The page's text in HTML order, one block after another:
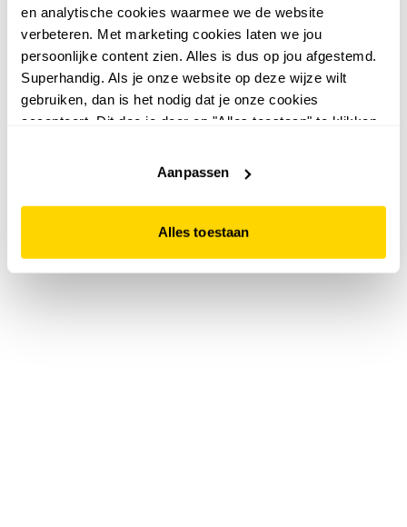
en analytische cookies waarmee we de website
verbeteren. Met marketing cookies laten we jou
persoonlijke content zien. Alles is dus op jou afgestemd.
Superhandig. Als je onze website op deze wijze wilt
gebruiken, dan is het nodig dat je onze cookies
accepteert. Dit doe je door op "Alles toestaan" te klikken.
website niet optimaal functioneert.
Aanpassen
Alles toestaan